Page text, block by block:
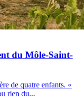
du Môle-Saint-
de quatre enfants. «
rien du...